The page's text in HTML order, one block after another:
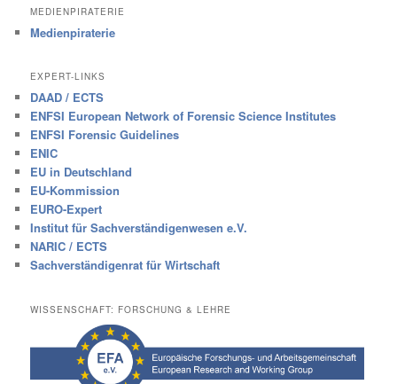
MEDIENPIRATERIE
Medienpiraterie
EXPERT-LINKS
DAAD / ECTS
ENFSI European Network of Forensic Science Institutes
ENFSI Forensic Guidelines
ENIC
EU in Deutschland
EU-Kommission
EURO-Expert
Institut für Sachverständigenwesen e.V.
NARIC / ECTS
Sachverständigenrat für Wirtschaft
WISSENSCHAFT: FORSCHUNG & LEHRE